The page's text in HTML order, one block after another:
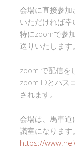
会場に直接参
いただければ幸
特にzoomで参
送りいたします。
zoom で配信を
zoom IDとパス
されます。
会場は、馬車
議室になります。
https://